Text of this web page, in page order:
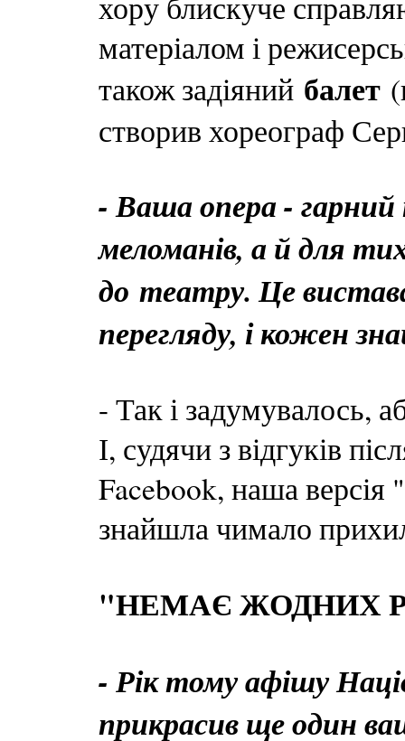
матеріалом і
також задіяний балет
створив хореограф
- Ваша опера - гарний
меломанів, а й для
до театру. Це
перегляду, і кожен
- Так і задумувалось,
І, судячи з відгуків
Facebook, наша
знайшла чимало
"НЕМАЄ ЖОДНИХ
- Рік тому афішу
прикрасив ще один